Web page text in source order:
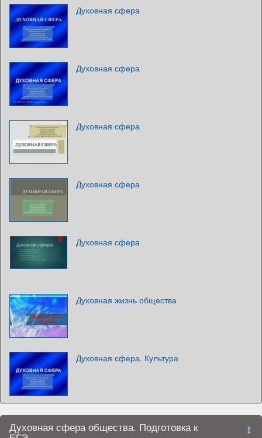
Духовная сфера
Духовная сфера
Духовная сфера
Духовная сфера
Духовная сфера
Духовная жизнь общества
Духовная сфера. Культура
Духовная сфера общества. Подготовка к